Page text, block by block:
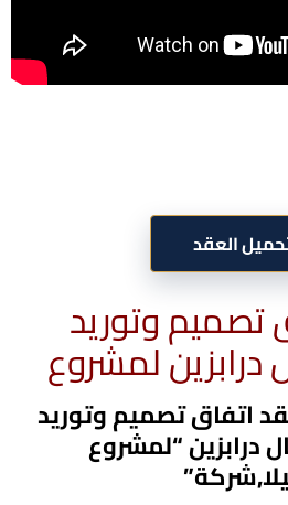
العقد
تصميم وتوريد
درابزين لمشروع
اتفاق تصميم وتوريد
درابزين “لمشروع